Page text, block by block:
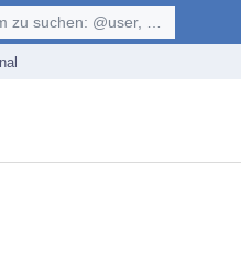
suchen: @user, $symbol, ...